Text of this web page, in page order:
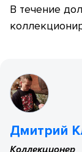
В течение
Дмитрий
Коллекционер